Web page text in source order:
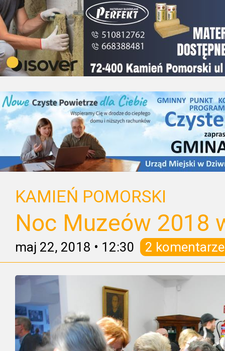
KAMIEŃ POMORSKI
Noc Muzeów 2018
maj 22, 2018 • 12:30 2 komentarze